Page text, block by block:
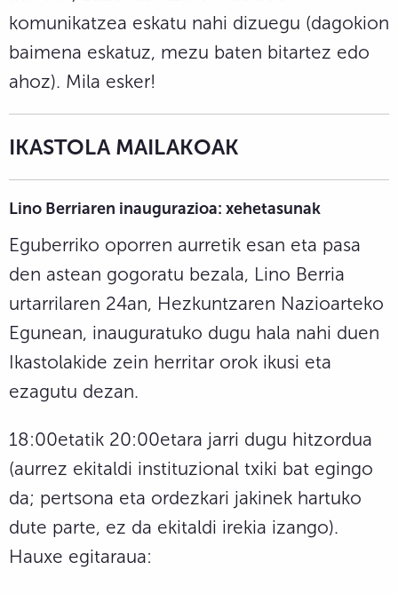
komunikatzea eskatu nahi dizuegu (dagokion
baimena eskatuz, mezu baten bitartez edo
ahoz). Mila esker!
IKASTOLA MAILAKOAK
Lino Berriaren inaugurazioa: xehetasunak
Eguberriko oporren aurretik esan eta pasa
den astean gogoratu bezala, Lino Berria
urtarrilaren 24an, Hezkuntzaren Nazioarteko
Egunean, inauguratuko dugu hala nahi duen
Ikastolakide zein herritar orok ikusi eta
ezagutu dezan.
18:00etatik 20:00etara jarri dugu hitzordua
(aurrez ekitaldi instituzional txiki bat egingo
da; pertsona eta ordezkari jakinek hartuko
dute parte, ez da ekitaldi irekia izango).
Hauxe egitaraua: